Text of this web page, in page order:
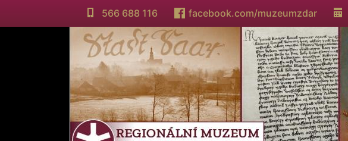
566 688 116 facebook.com/muzeumzdar